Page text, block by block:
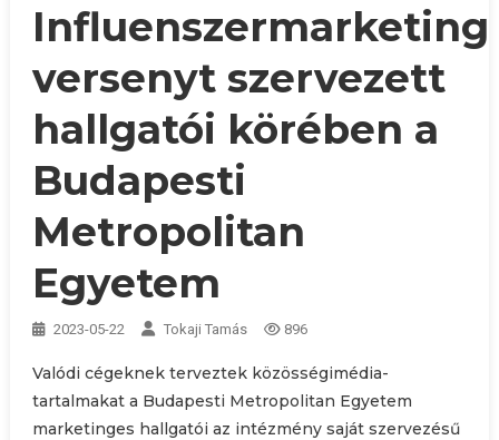
Influenszermarketing
versenyt szervezett
hallgatói körében a
Budapesti
Metropolitan
Egyetem
2023-05-22 Tokaji Tamás 896
Valódi cégeknek terveztek közösségimédia-
tartalmakat a Budapesti Metropolitan Egyetem
marketinges hallgatói az intézmény saját szervezésű